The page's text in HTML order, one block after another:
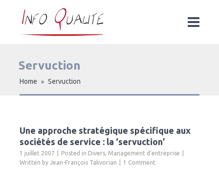
Servuction
Home » Servuction
Une approche stratégique spécifique aux
sociétés de service : la ‘servuction’
1 juillet 2007 Posted in Divers, Management d'entreprise
Written by Jean-François Takvorian 1 Comment